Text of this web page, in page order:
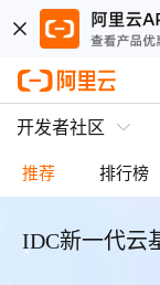
开发者社区
推荐 排行榜
IDC新一代云